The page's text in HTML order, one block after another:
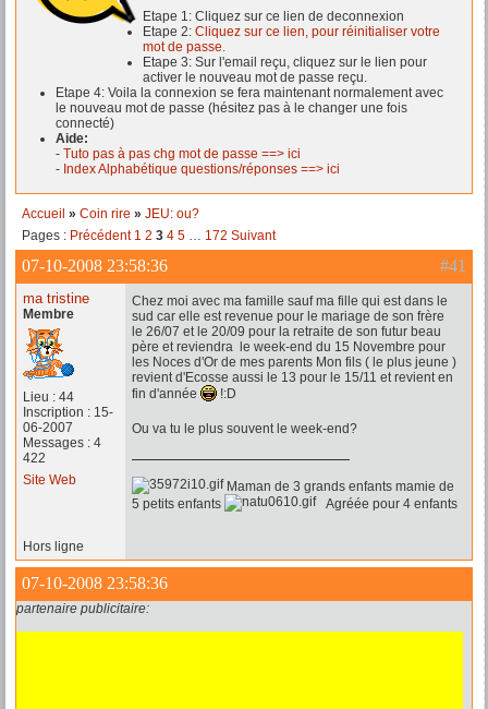
Etape 1: Cliquez sur ce lien de deconnexion
Etape 2: Cliquez sur ce lien, pour réinitialiser votre
mot de passe.
Etape 3: Sur l'email reçu, cliquez sur le lien pour
activer le nouveau mot de passe reçu.
Etape 4: Voila la connexion se fera maintenant normalement avec
le nouveau mot de passe (hésitez pas à le changer une fois
connecté)
Aide:
- Tuto pas à pas chg mot de passe ==> ici
- Index Alphabétique questions/réponses ==> ici
Accueil » Coin rire » JEU: ou?
Pages : Précédent 1 2 3 4 5 … 172 Suivant
#41
07-10-2008 23:58:36
ma tristine
Membre
Lieu : 44
Inscription : 15-
06-2007
Messages : 4
422
Site Web
Chez moi avec ma famille sauf ma fille qui est dans le
sud car elle est revenue pour le mariage de son frère
le 26/07 et le 20/09 pour la retraite de son futur beau
père et reviendra le week-end du 15 Novembre pour
les Noces d'Or de mes parents Mon fils ( le plus jeune )
revient d'Ecosse aussi le 13 pour le 15/11 et revient en
fin d'année
!:D
Ou va tu le plus souvent le week-end?
Maman de 3 grands enfants mamie de
5 petits enfants
Agréée pour 4 enfants
Hors ligne
07-10-2008 23:58:36
partenaire publicitaire: